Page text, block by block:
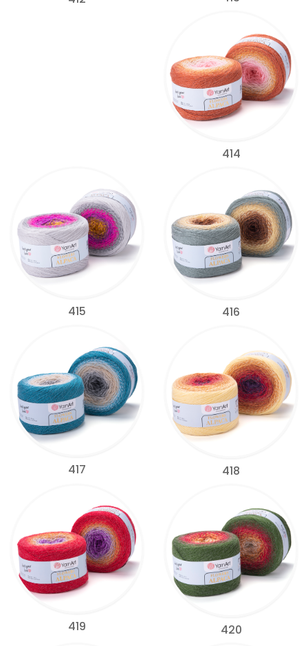
414
415 416
417 418
419 420